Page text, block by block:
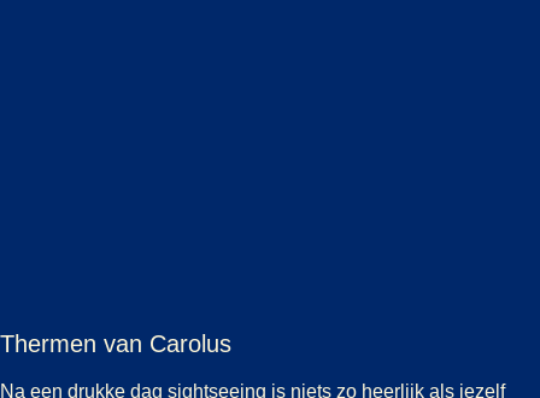
Thermen van Carolus
Na een drukke dag sightseeing is niets zo heerlijk als jezelf